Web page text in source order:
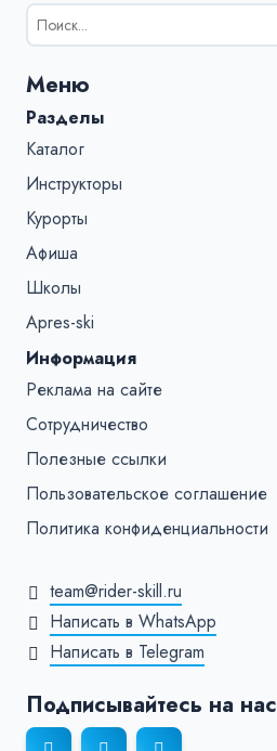
Результаты
поиска
%s:
Меню
Разделы
Каталог
Инструкторы
Курорты
Афиша
Школы
Apres-ski
Информация
Реклама на сайте
Сотрудничество
Полезные ссылки
Пользовательское соглашение
Политика конфиденциальности
team@rider-skill.ru
Написать в WhatsApp
Написать в Telegram
Подписывайтесь на нас